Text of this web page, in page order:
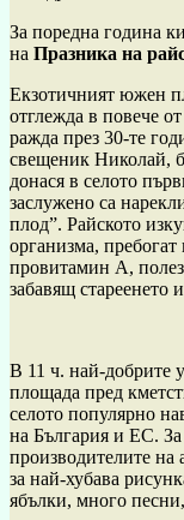
За поредна година
на Празника на
Екзотичният южен
отглежда в повече
ражда през 30-те
свещеник Николай,
донася в селото
заслужено са
плод”. Райското
организма,
провитамин А,
забавящ стареенето
В 11 ч. най-добрите
площада пред
селото популярно
на България и ЕС.
производителите
за най-хубава
ябълки, много